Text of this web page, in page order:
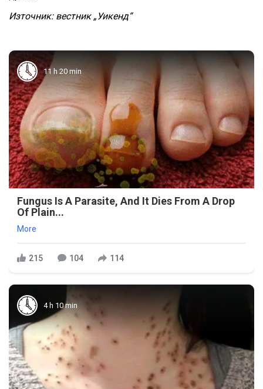
Източник: вестник „Уикенд“
11 h 20 min
Fungus Is A Parasite, And It Dies From A Drop
Of Plain...
More
215 104 114
4 h 10 min